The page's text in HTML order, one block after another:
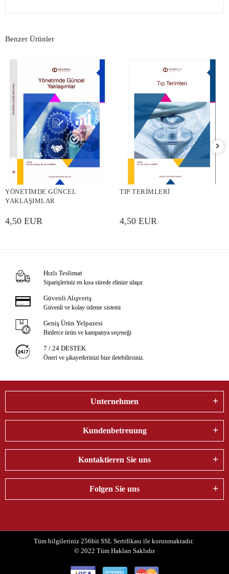
Benzer Ürünler
YÖNETİMDE GÜNCEL
YAKLAŞIMLAR
4,50 EUR
TIP TERİMLERİ
4,50 EUR
Hızlı Teslimat
Siparişleriniz en kısa sürede elinize ulaşır.
Güvenli Alışveriş
Güvenli ve kolay ödeme sistemi
Geniş Ürün Yelpazesi
Binlerce ürün ve kampanya seçeneği
7 / 24 DESTEK
Öneri ve şikayetlerinizi bize iletebilirsiniz.
Unternehmen
Kundenbetreuung
Kontaktieren Sie uns
Folgen Sie uns
Tüm bilgileriniz 256bit SSL Sertifikası ile korunmaktadır.
© 2022 Tüm Hakları Saklıdır